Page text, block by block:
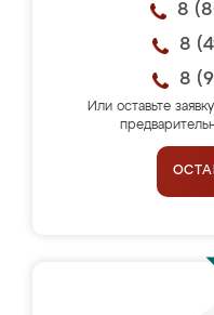
8
8
8
Или оставьте